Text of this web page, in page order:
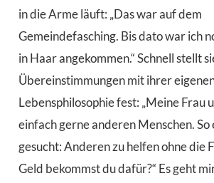
in die Arme läuft: „Das war auf dem
Gemeindefasching. Bis dato war ich
in Haar angekommen.“ Schnell stellt
Übereinstimmungen mit ihrer
Lebensphilosophie fest: „Meine Frau
einfach gerne anderen Menschen.
gesucht: Anderen zu helfen ohne die
Geld bekommst du dafür?“ Es geht